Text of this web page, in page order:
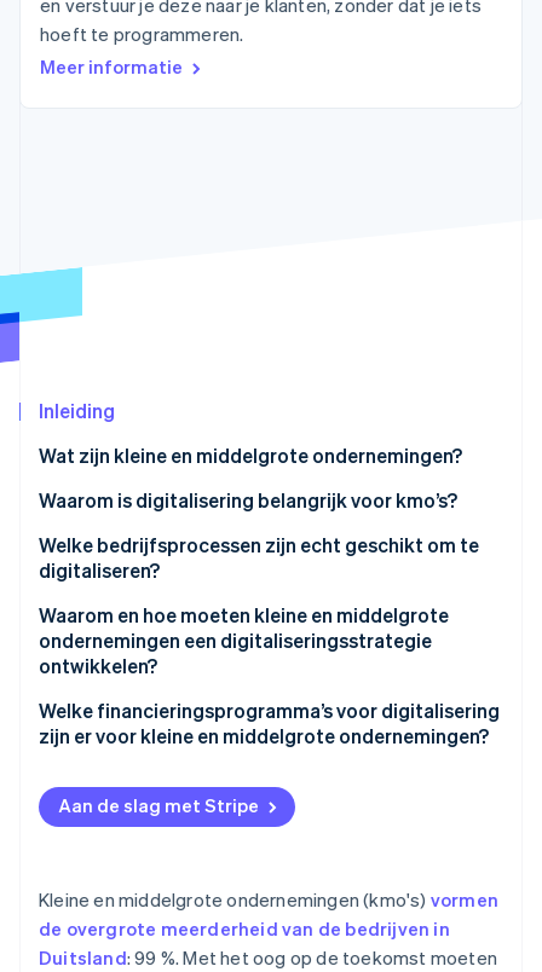
Oprichting van een start-up
Climate
CO₂-verwijdering
Ecosysteem
Partners
en verstuur je deze naar je klanten, zonder dat je iets
hoeft te programmeren.
Meer informatie
Inleiding
Wat zijn kleine en middelgrote ondernemingen?
Wat is het verschil tussen kleine en middelgrote
Waarom is digitalisering belangrijk voor kmo’s?
Welke bedrijfsprocessen zijn echt geschikt om te
digitaliseren?
Waarom en hoe moeten kleine en middelgrote
ondernemingen een digitaliseringsstrategie
ontwikkelen?
Welke financieringsprogramma’s voor digitalisering
zijn er voor kleine en middelgrote ondernemingen?
Aan de slag met Stripe
Kleine en middelgrote ondernemingen (kmo's) vormen
de overgrote meerderheid van de bedrijven in
Duitsland: 99 %. Met het oog op de toekomst moeten